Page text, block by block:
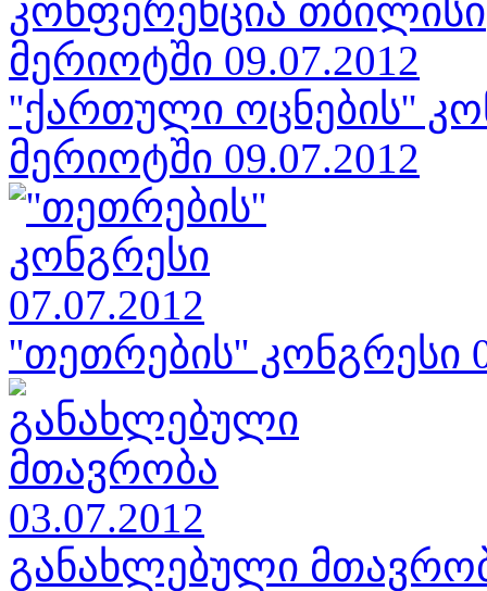
''ქართული ოცნების''
მერიოტში 09.07.2012
''თეთრების'' კონგრესი
განახლებული